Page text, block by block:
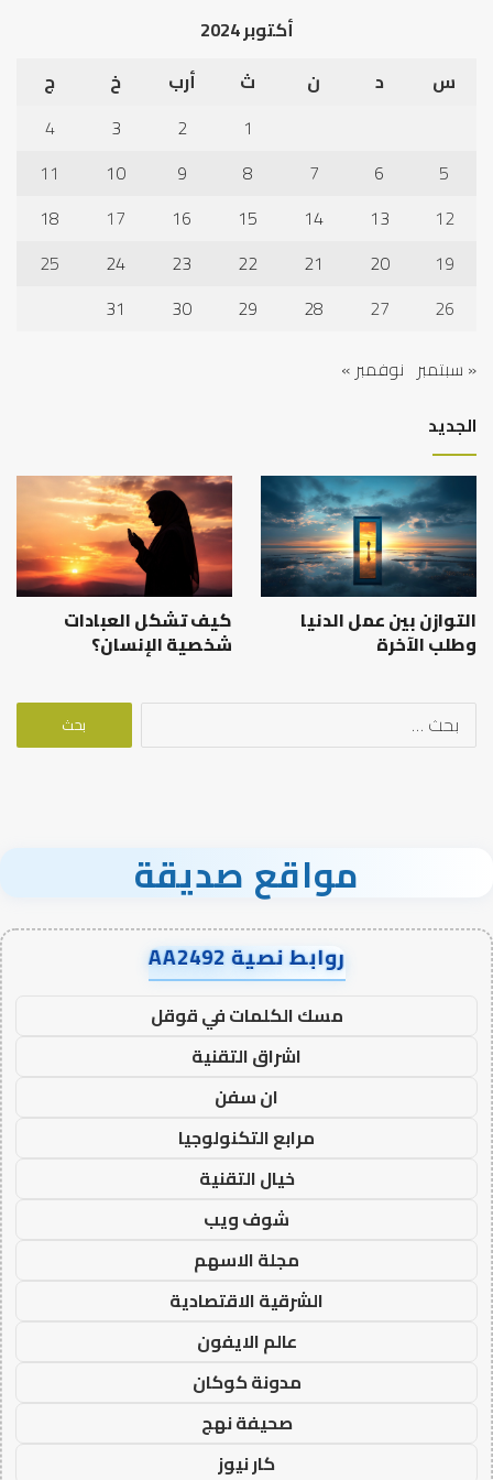
أكتوبر 2024
س
د ن ث أرب خ
ج
1
2
3
4
5
6
7
8
9
10
11
12
13
14
15
16
17
18
19
20
21
22
23
24
25
26
27
28
29
30
31
« سبتمبر نوفمبر »
الجديد
التوازن بين عمل الدنيا
وطلب الآخرة
كيف تشكل العبادات
شخصية الإنسان؟
البحث
مواقع صديقة
روابط نصية AA2492
مسك الكلمات في قوقل
اشراق التقنية
ان سفن
مرابع التكنولوجيا
خيال التقنية
شوف ويب
مجلة الاسهم
الشرقية الاقتصادية
عالم الايفون
مدونة كوكان
صحيفة نهج
كار نيوز